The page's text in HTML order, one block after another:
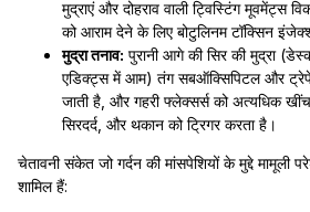
मुद्राएं और दोहराव वाली ट्विस्टिंग मूवमेंट्स
को आराम देने के लिए बोटुलिनम टॉक्सिन
मुद्रा तनाव: पुरानी आगे की सिर की मुद्रा (डेस्क
एडिक्ट्स में आम) तंग सबऑक्सिपिटल और
जाती है, और गहरी फ्लेक्सर्स को अत्यधिक
सिरदर्द, और थकान को ट्रिगर करता है।
चेतावनी संकेत जो गर्दन की मांसपेशियों के मुद्दे मामूली
शामिल हैं: